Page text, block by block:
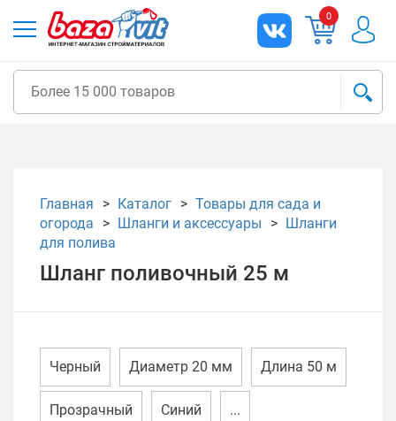
0
Главная Каталог
Товары для сада и
огорода
Шланги и аксессуары
Шланги
для полива
Шланг поливочный 25 м
Черный Диаметр 20 мм Длина 50 м
Прозрачный Синий ...